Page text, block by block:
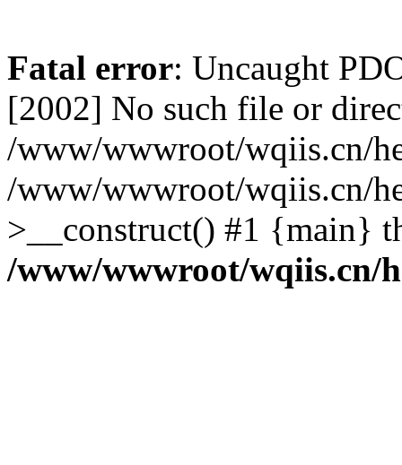
Fatal error: Uncaught
[2002] No such file or
/www/wwwroot/wqiis.cn/
/www/wwwroot/wqiis.cn/
>__construct() #1 {main}
/www/wwwroot/wqiis.cn/